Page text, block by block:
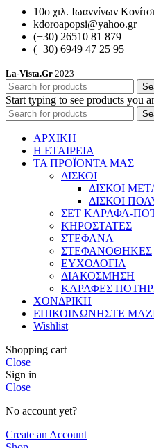
10ο χιλ. Ιωαννίνων
kdoroapopsi@yahoo.gr
(+30) 26510 81 879
(+30) 6949 47 25 95
La-Vista.Gr 2023
Start typing to see products you
ΑΡΧΙΚΗ
Η ΕΤΑΙΡΕΙΑ
ΤΑ ΠΡΟΪΟΝΤΑ ΜΑΣ
ΔΙΣΚΟΙ
ΔΙΣΚΟΙ
ΔΙΣΚΟΙ
ΣΕΤ ΚΑΡΑΦΑ-
ΚΗΡΟΣΤΑΤΕΣ
ΣΤΕΦΑΝΑ
ΣΤΕΦΑΝΟΘΗΚΕΣ
ΕΥΧΟΛΟΓΙΑ
ΔΙΑΚΟΣΜΗΣΗ
ΚΑΡΑΦΕΣ
ΧΟΝΔΡΙΚΗ
ΕΠΙΚΟΙΝΩΝΗΣΤΕ
Wishlist
Shopping cart
Close
Sign in
Close
No account yet?
Create an Account